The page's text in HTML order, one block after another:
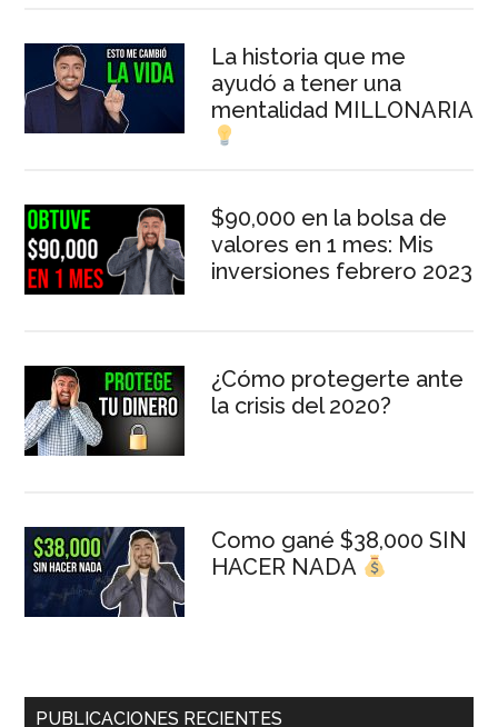
La historia que me
ayudó a tener una
mentalidad MILLONARIA
$90,000 en la bolsa de
valores en 1 mes: Mis
inversiones febrero 2023
¿Cómo protegerte ante
la crisis del 2020?
Como gané $38,000 SIN
HACER NADA
PUBLICACIONES RECIENTES